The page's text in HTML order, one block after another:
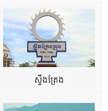
ស្ទឹងត្រែង